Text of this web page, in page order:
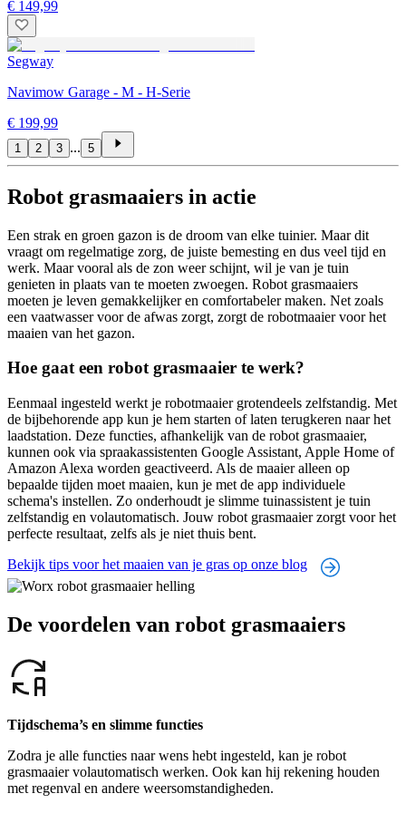
€ 149,99
Segway
Navimow Garage - M - H-Serie
€ 199,99
1 2 3 ... 5
Robot grasmaaiers in actie
Een strak en groen gazon is de droom van elke tuinier. Maar dit
vraagt om regelmatige zorg, de juiste bemesting en dus veel tijd en
werk. Maar vooral als de zon weer schijnt, wil je van je tuin
genieten in plaats van te moeten zwoegen. Robot grasmaaiers
moeten je leven gemakkelijker en comfortabeler maken. Net zoals
een vaatwasser voor de afwas zorgt, zorgt de robotmaaier voor het
maaien van het gazon.
Hoe gaat een robot grasmaaier te werk?
Eenmaal ingesteld werkt je robotmaaier grotendeels zelfstandig. Met
de bijbehorende app kun je hem starten of laten terugkeren naar het
laadstation. Deze functies, afhankelijk van de robot grasmaaier,
kunnen ook via spraakassistenten Google Assistant, Apple Home of
Amazon Alexa worden geactiveerd. Als de maaier alleen op
bepaalde tijden moet maaien, kun je met de app individuele
schema's instellen. Zo onderhoudt je slimme tuinassistent je tuin
zelfstandig en volautomatisch. Jouw robot grasmaaier zorgt voor het
perfecte resultaat, zelfs als je niet thuis bent.
Bekijk tips voor het maaien van je gras op onze blog
De voordelen van robot grasmaaiers
Tijdschema’s en slimme functies
Zodra je alle functies naar wens hebt ingesteld, kan je robot
grasmaaier volautomatisch werken. Ook kan hij rekening houden
met regenval en andere weersomstandigheden.